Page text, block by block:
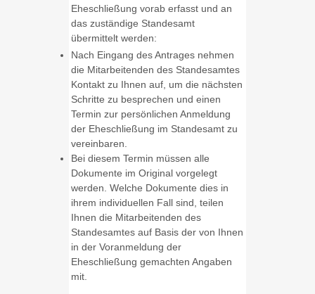
Eheschließung vorab erfasst und an
das zuständige Standesamt
übermittelt werden:
Nach Eingang des Antrages nehmen
die Mitarbeitenden des Standesamtes
Kontakt zu Ihnen auf, um die nächsten
Schritte zu besprechen und einen
Termin zur persönlichen Anmeldung
der Eheschließung im Standesamt zu
vereinbaren.
Bei diesem Termin müssen alle
Dokumente im Original vorgelegt
werden. Welche Dokumente dies in
ihrem individuellen Fall sind, teilen
Ihnen die Mitarbeitenden des
Standesamtes auf Basis der von Ihnen
in der Voranmeldung der
Eheschließung gemachten Angaben
mit.